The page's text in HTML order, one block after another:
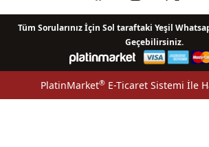
Tüm Sorularınız İçin Sol taraftaki Yeşil
Geçebilirsiniz.
PlatinMarket®E-Ticaret Sistemi İle